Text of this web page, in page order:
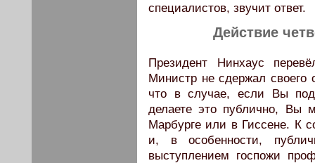
специалистов, звучит ответ.
Действие
Президент Нинхаус
Министр не сдержал
что в случае, если Вы
делаете это публично, Вы
Марбурге или в Гиссене. К
и, в особенности,
выступлением госпожи